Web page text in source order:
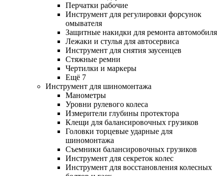
Перчатки рабочие
Инструмент для регулировки форсунок
омывателя
Защитные накидки для ремонта автомобиля
Лежаки и стулья для автосервиса
Инструмент для снятия заусенцев
Стяжные ремни
Чертилки и маркеры
Ещё 7
Инструмент для шиномонтажа
Манометры
Уровни рулевого колеса
Измерители глубины протектора
Клещи для балансировочных грузиков
Головки торцевые ударные для
шиномонтажа
Съемники балансировочных грузиков
Инструмент для секреток колес
Инструмент для восстановления колесных